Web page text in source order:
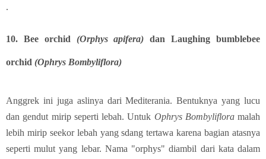
.
10. Bee orchid (Orphys apifera) danLaughing bumblebee
orchid (Ophrys Bombyliflora)
Anggrek ini juga aslinya dari Mediterania. Bentuknya yang lucu
dan gendut mirip seperti lebah. Untuk Ophrys Bombyliflora malah
lebih mirip seekor lebah yang sdang tertawa karena bagian atasnya
seperti mulut yang lebar. Nama "orphys" diambil dari kata dalam